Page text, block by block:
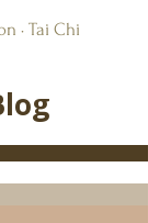
· Tai Chi